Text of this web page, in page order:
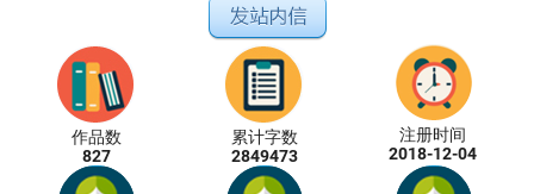
作品数
827
累计字数
2849473
注册时间
2018-12-04